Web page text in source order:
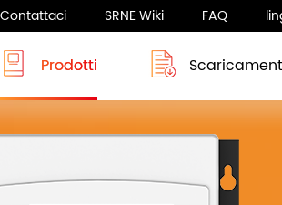
Sistema
Blog
Contattaci SRNE Wiki FAQ
Sistema
Prodotti